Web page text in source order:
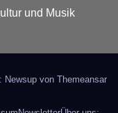
und Musik
Newsup von Themeansar